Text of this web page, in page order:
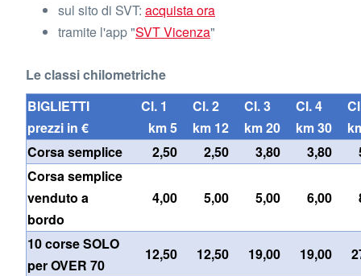
sul sito di SVT: acquista ora
tramite l'app "SVT Vicenza"
Le classi chilometriche
BIGLIETTI
prezzi in €
Cl. 1
km 5
Cl. 2
km 12
Cl. 3
km 20
Cl. 4
km 30
Corsa semplice
2,50 2,50 3,80 3,80
Corsa semplice
venduto a
bordo
4,00 5,00 5,00 6,00
10 corse SOLO
per OVER 70
12,50 12,50 19,00 19,00